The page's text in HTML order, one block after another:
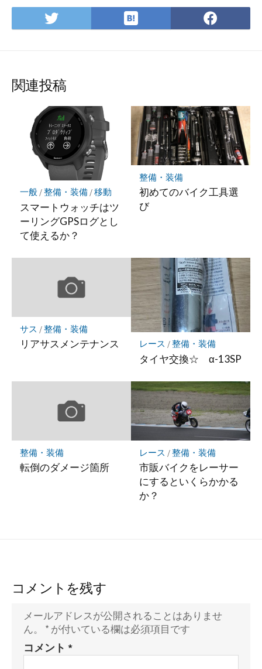
Twitter
で
は
て
マ
ー
ク
に
保
存
で
関連投稿
一般/整備・装備/移動
スマートウォッチはツ
ーリングGPSログとし
て使えるか？
整備・装備
初めてのバイク工具選
び
サス /整備・装備
リアサスメンテナンス レース /整備・装備
タイヤ交換☆ α-13SP
整備・装備
転倒のダメージ箇所
レース /整備・装備
市販バイクをレーサー
にするといくらかかる
か？
コメントを残す
メールアドレスが公開されることはありませ
ん。
* が付いている欄は必須項目です
コメント *